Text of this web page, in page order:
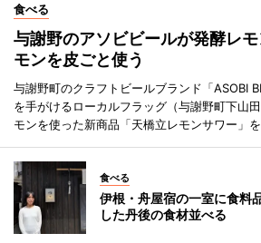
食べる
与謝野のアソビビールが発酵レ
モンを皮ごと使う
与謝野町のクラフトビールブランド「ASOBI
を手がけるローカルフラッグ（与謝野町下山
モンを使った新商品「天橋立レモンサワー」を
食べる
伊根・舟屋宿の一室に食
した丹後の食材並べる